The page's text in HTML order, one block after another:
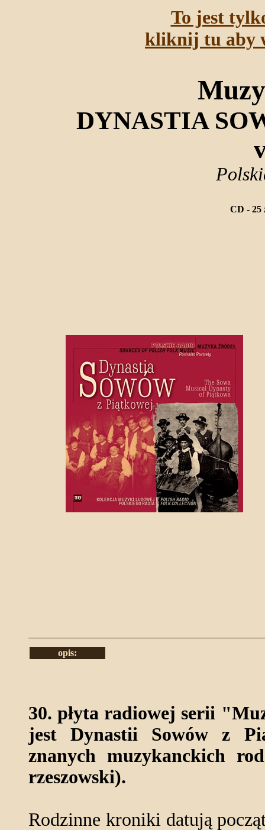
To jest
kliknij tu aby
DYNASTIA
CD - 25
opis:
30. płyta radiowej serii
jest Dynastii Sowów z
znanych muzykanckich
rzeszowski).
Rodzinne kroniki datują